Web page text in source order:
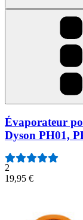
Évaporateur
Dyson PH01,
2
19,95 €